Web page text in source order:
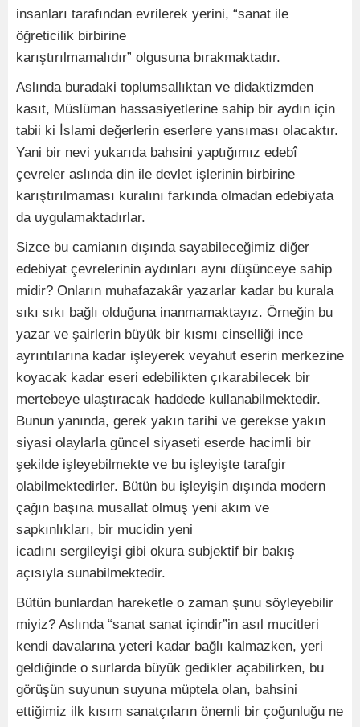
insanları tarafından evrilerek yerini, “sanat ile
öğreticilik birbirine
karıştırılmamalıdır” olgusuna bırakmaktadır.
Aslında buradaki toplumsallıktan ve didaktizmden
kasıt, Müslüman hassasiyetlerine sahip bir aydın için
tabii ki İslami değerlerin eserlere yansıması olacaktır.
Yani bir nevi yukarıda bahsini yaptığımız edebî
çevreler aslında din ile devlet işlerinin birbirine
karıştırılmaması kuralını farkında olmadan edebiyata
da uygulamaktadırlar.
Sizce bu camianın dışında sayabileceğimiz diğer
edebiyat çevrelerinin aydınları aynı düşünceye sahip
midir? Onların muhafazakâr yazarlar kadar bu kurala
sıkı sıkı bağlı olduğuna inanmamaktayız. Örneğin bu
yazar ve şairlerin büyük bir kısmı cinselliği ince
ayrıntılarına kadar işleyerek veyahut eserin merkezine
koyacak kadar eseri edebilikten çıkarabilecek bir
mertebeye ulaştıracak haddede kullanabilmektedir.
Bunun yanında, gerek yakın tarihi ve gerekse yakın
siyasi olaylarla güncel siyaseti eserde hacimli bir
şekilde işleyebilmekte ve bu işleyişte tarafgir
olabilmektedirler. Bütün bu işleyişin dışında modern
çağın başına musallat olmuş yeni akım ve
sapkınlıkları, bir mucidin yeni
icadını sergileyişi gibi okura subjektif bir bakış
açısıyla sunabilmektedir.
Bütün bunlardan hareketle o zaman şunu söyleyebilir
miyiz? Aslında “sanat sanat içindir”in asıl mucitleri
kendi davalarına yeteri kadar bağlı kalmazken, yeri
geldiğinde o surlarda büyük gedikler açabilirken, bu
görüşün suyunun suyuna müptela olan, bahsini
ettiğimiz ilk kısım sanatçıların önemli bir çoğunluğu ne